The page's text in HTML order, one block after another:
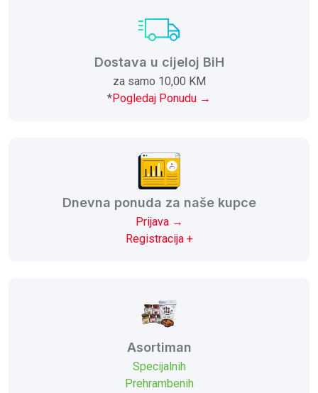
Dostava u cijeloj BiH
za samo 10,00 KM
*Pogledaj Ponudu →
Dnevna ponuda za naše kupce
Prijava →
Registracija +
Asortiman
Specijalnih
Prehrambenih